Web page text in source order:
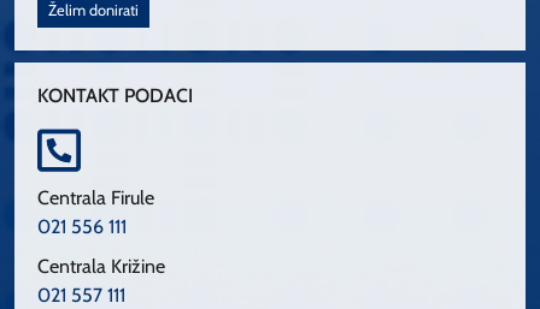
Želim donirati
KONTAKT PODACI
Centrala Firule
021 556 111
Centrala Križine
021 557 111